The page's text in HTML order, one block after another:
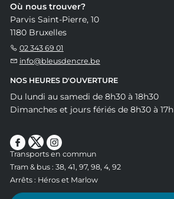
Où nous trouver?
Parvis Saint-Pierre, 10
1180 Bruxelles
02 343 69 01
info@bleusdencre.be
NOS HEURES D'OUVERTURE
Du lundi au samedi de 8h30 à 18h30
Dimanches et jours fériés de 8h30 à 17h
Transports en commun
Tram & bus : 38, 41, 97, 98, 4, 92
Arrêts : Héros et Marlow